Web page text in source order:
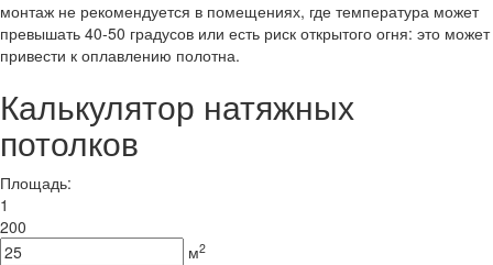
монтаж не рекомендуется в помещениях, где температура может
превышать 40-50 градусов или есть риск открытого огня: это может
привести к оплавлению полотна.
Калькулятор натяжных
потолков
Площадь:
1
200
м2